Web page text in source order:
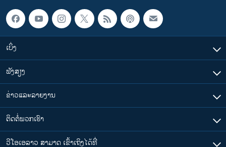
ເບິ່ງ
ຟັງສຽງ
ຂ່າວແລະລາຍງານ
ຕິດຕໍ່ພວກເຮົາ
ວີໂອເອລາວ ສາມາດ ເຂົ້າເຖິງໄດ້ທີ່